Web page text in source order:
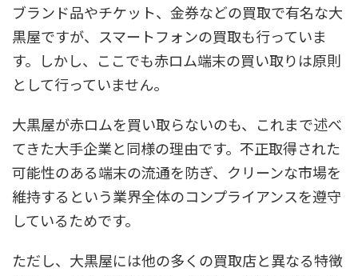
ブランド品やチケット、金券などの買取で有名な大
黒屋ですが、スマートフォンの買取も行っていま
す。しかし、ここでも赤ロム端末の買い取りは原則
として行っていません。
大黒屋が赤ロムを買い取らないのも、これまで述べ
てきた大手企業と同様の理由です。不正取得された
可能性のある端末の流通を防ぎ、クリーンな市場を
維持するという業界全体のコンプライアンスを遵守
しているためです。
ただし、大黒屋には他の多くの買取店と異なる特徴